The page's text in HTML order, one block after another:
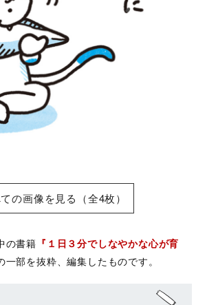
の画像を見る（全4枚）
の書籍 『１日３分でしなやかな心が育
一部を抜粋、編集したものです。